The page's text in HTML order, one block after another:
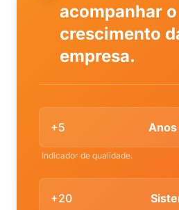
acompanhar o
crescimento
empresa.
+5
Indicador de qualidade.
+20